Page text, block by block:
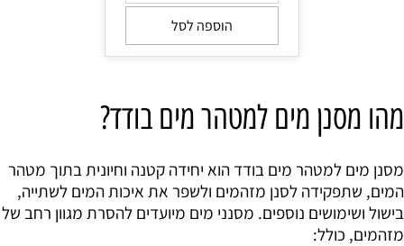
הוספה לסל
מהו מסנן מים למטהר מים בודד?
מסנן מים למטהר מים בודד הוא יחידה קטנה וחיונית בתוך מטהר
המים, שתפקידה לסנן מזהמים ולשפר את איכות המים לשתייה,
בישול ושימושים נוספים. מסנני מים מיועדים להסרת מגוון רחב של
מזהמים, כולל: